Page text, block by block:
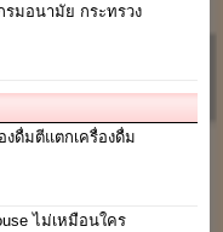
มอนามัย กระทรวง
งดื่มตีแตกเครื่องดื่ม
ไม่เหมือนใคร